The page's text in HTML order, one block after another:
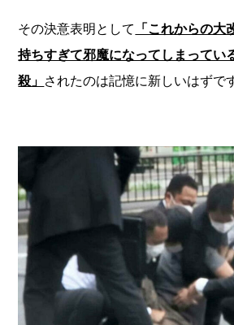
その決意表明として
「これからの
持ちすぎて邪魔になってしまってい
殺」 されたのは記憶に新しいはずで